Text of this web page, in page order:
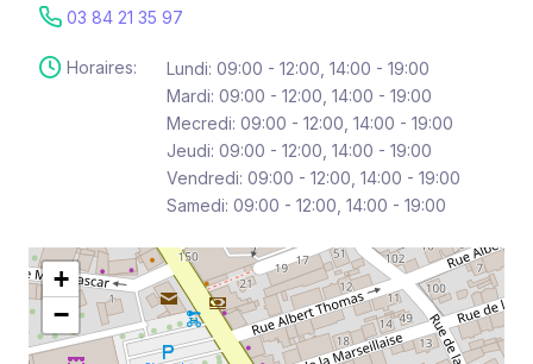
03 84 21 35 97
Horaires:
Lundi: 09:00 - 12:00, 14:00 - 19:00
Mardi: 09:00 - 12:00, 14:00 - 19:00
Mecredi: 09:00 - 12:00, 14:00 - 19:00
Jeudi: 09:00 - 12:00, 14:00 - 19:00
Vendredi: 09:00 - 12:00, 14:00 - 19:00
Samedi: 09:00 - 12:00, 14:00 - 19:00
+
−